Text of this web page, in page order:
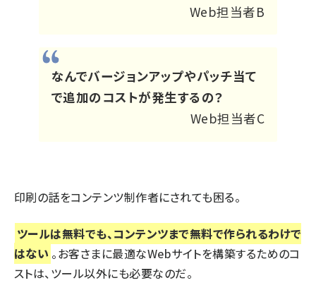
Web担当者B
なんでバージョンアップやパッチ当て
で追加のコストが発生するの？
Web担当者C
印刷の話をコンテンツ制作者にされても困る。
ツールは無料でも、コンテンツまで無料で作られるわけで
はない 。お客さまに最適なWebサイトを構築するためのコ
ストは、ツール以外にも必要なのだ。